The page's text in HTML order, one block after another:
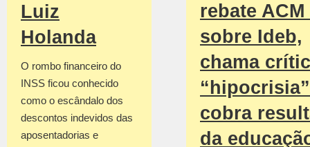
Luiz
Holanda
O rombo financeiro do
INSS ficou conhecido
como o escândalo dos
descontos indevidos das
aposentadorias e
rebate ACM
sobre Ideb,
chama
cobra
da